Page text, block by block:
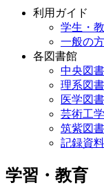
利用ガイド
学生・
一般の方
各図書館
中央図
理系図
医学図
芸術工
筑紫図
記録資
学習・教育